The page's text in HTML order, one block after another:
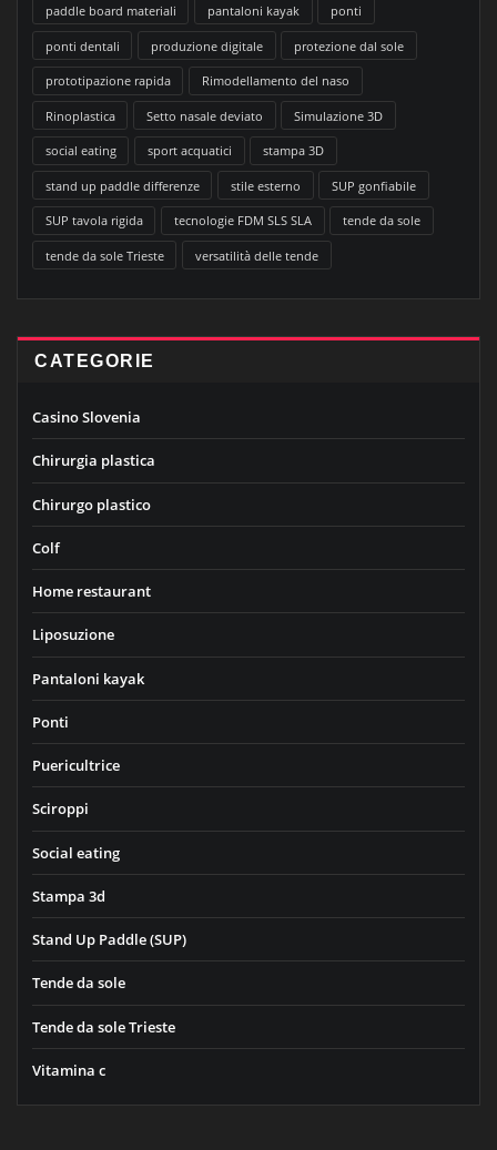
paddle board materiali pantaloni kayak ponti
ponti dentali produzione digitale protezione dal sole
prototipazione rapida Rimodellamento del naso
Rinoplastica Setto nasale deviato Simulazione 3D
social eating sport acquatici stampa 3D
stand up paddle differenze stile esterno SUP gonfiabile
SUP tavola rigida tecnologie FDM SLS SLA tende da sole
tende da sole Trieste versatilità delle tende
CATEGORIE
Casino Slovenia
Chirurgia plastica
Chirurgo plastico
Colf
Home restaurant
Liposuzione
Pantaloni kayak
Ponti
Puericultrice
Sciroppi
Social eating
Stampa 3d
Stand Up Paddle (SUP)
Tende da sole
Tende da sole Trieste
Vitamina c